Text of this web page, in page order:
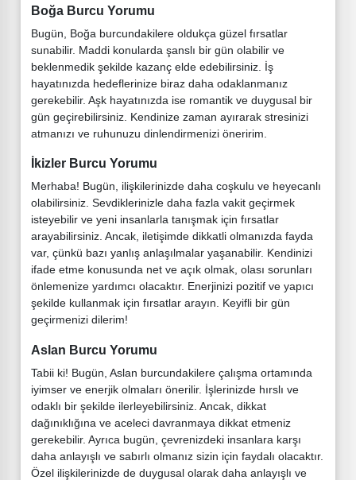
Boğa Burcu Yorumu
Bugün, Boğa burcundakilere oldukça güzel fırsatlar
sunabilir. Maddi konularda şanslı bir gün olabilir ve
beklenmedik şekilde kazanç elde edebilirsiniz. İş
hayatınızda hedeflerinize biraz daha odaklanmanız
gerekebilir. Aşk hayatınızda ise romantik ve duygusal bir
gün geçirebilirsiniz. Kendinize zaman ayırarak stresinizi
atmanızı ve ruhunuzu dinlendirmenizi öneririm.
İkizler Burcu Yorumu
Merhaba! Bugün, ilişkilerinizde daha coşkulu ve heyecanlı
olabilirsiniz. Sevdiklerinizle daha fazla vakit geçirmek
isteyebilir ve yeni insanlarla tanışmak için fırsatlar
arayabilirsiniz. Ancak, iletişimde dikkatli olmanızda fayda
var, çünkü bazı yanlış anlaşılmalar yaşanabilir. Kendinizi
ifade etme konusunda net ve açık olmak, olası sorunları
önlemenize yardımcı olacaktır. Enerjinizi pozitif ve yapıcı
şekilde kullanmak için fırsatlar arayın. Keyifli bir gün
geçirmenizi dilerim!
Aslan Burcu Yorumu
Tabii ki! Bugün, Aslan burcundakilere çalışma ortamında
iyimser ve enerjik olmaları önerilir. İşlerinizde hırslı ve
odaklı bir şekilde ilerleyebilirsiniz. Ancak, dikkat
dağınıklığına ve aceleci davranmaya dikkat etmeniz
gerekebilir. Ayrıca bugün, çevrenizdeki insanlara karşı
daha anlayışlı ve sabırlı olmanız sizin için faydalı olacaktır.
Özel ilişkilerinizde de duygusal olarak daha anlayışlı ve